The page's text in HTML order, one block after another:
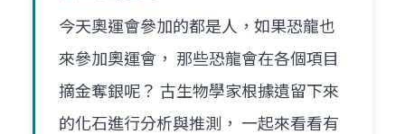
今天奧運會參加的都是人，如果恐龍也
來參加奧運會， 那些恐龍會在各個項目
摘金奪銀呢？ 古生物學家根據遺留下來
的化石進行分析與推測， 一起來看看有